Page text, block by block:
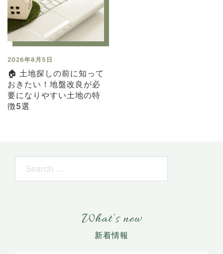
2026年8月5日
🏠 土地探しの前に知って
おきたい！地盤改良が必
要になりやすい土地の特
徴5選
What’s new